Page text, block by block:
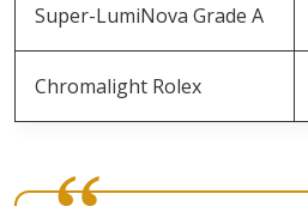
Super-LumiNova Grade A
Chromalight Rolex